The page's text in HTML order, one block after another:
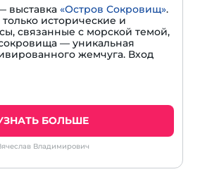
выставка «Остров Сокровищ».
исторические и
связанные с морской темой,
— уникальная
жемчуга. Вход
БОЛЬШЕ
Владимирович